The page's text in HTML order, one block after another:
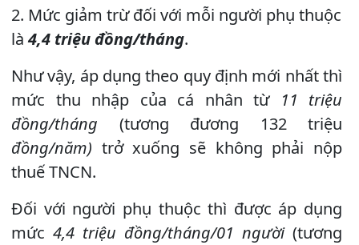
2. Mức giảm trừ đối với mỗi người phụ thuộc
là4,4 triệu đồng/tháng.
Như vậy, áp dụng theo quy định mới nhất thì
mức thu nhập của cá nhân từ 11 triệu
đồng/tháng (tương đương 132 triệu
đồng/năm) trở xuống sẽ không phải nộp
thuế TNCN.
Đối với người phụ thuộc thì được áp dụng
mức 4,4 triệu đồng/tháng/01 người(tương